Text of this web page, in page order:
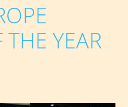
YEAR